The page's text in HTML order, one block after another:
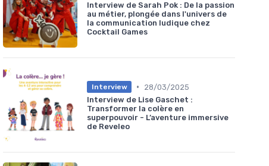
Interview de Sarah Pok : De la passion
au métier, plongée dans l'univers de
la communication ludique chez
Cocktail Games
Interview •
28/03/2025
Interview de Lise Gaschet :
Transformer la colère en
superpouvoir - L’aventure immersive
de Reveleo